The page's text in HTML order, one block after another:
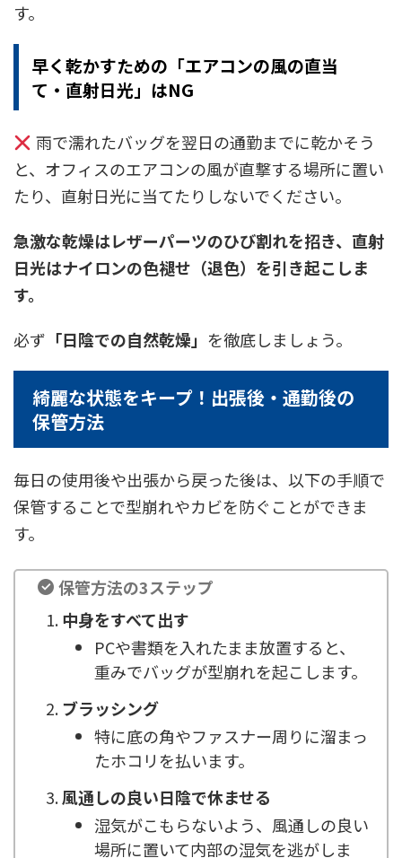
す。
早く乾かすための「エアコンの風の直当
て・直射日光」はNG
雨で濡れたバッグを翌日の通勤までに乾かそう
と、オフィスのエアコンの風が直撃する場所に置い
たり、直射日光に当てたりしないでください。
急激な乾燥はレザーパーツのひび割れを招き、直射
日光はナイロンの色褪せ（退色）を引き起こしま
す。
必ず 「日陰での自然乾燥」 を徹底しましょう。
綺麗な状態をキープ！出張後・通勤後の
保管方法
毎日の使用後や出張から戻った後は、以下の手順で
保管することで型崩れやカビを防ぐことができま
す。
保管方法の3ステップ
中身をすべて出す
PCや書類を入れたまま放置すると、
重みでバッグが型崩れを起こします。
ブラッシング
特に底の角やファスナー周りに溜まっ
たホコリを払います。
風通しの良い日陰で休ませる
湿気がこもらないよう、風通しの良い
場所に置いて内部の湿気を逃がしま